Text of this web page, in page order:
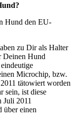
Hund den EU-
zu Dir als Halter
Deinen Hund
Microchip, bzw.
tätowiert worden
sein, ist diese
Juli 2011
über einen